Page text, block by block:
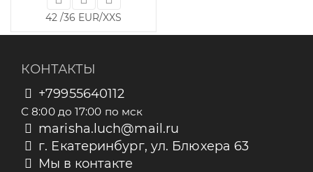
42 /36 EUR/XXS
КОНТАКТЫ
+79955640112
С 8:00 до 17:00 по мск
marisha.luch@mail.ru
г. Екатеринбург, ул. Блюхера 63
Мы в контакте